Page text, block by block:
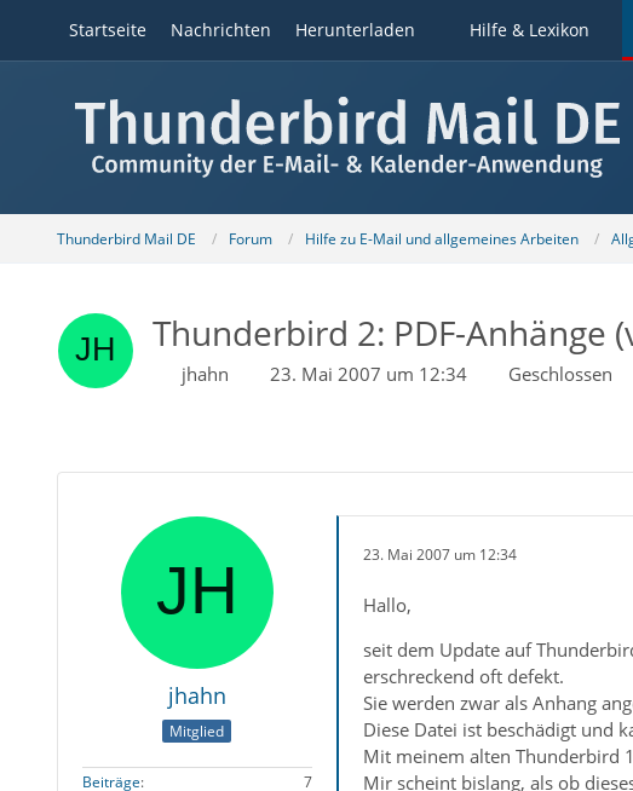
Startseite Nachrichten Herunterladen Hilfe & Lexikon
Thunderbird Mail DE Forum Hilfe zu E-Mail und allgemeines Arbeiten
Thunderbird 2: PDF-Anhänge
jhahn 23. Mai 2007 um 12:34 Geschlossen
jhahn
Mitglied
Beiträge
7
23. Mai 2007 um 12:34
Hallo,
seit dem Update auf
erschreckend oft defekt.
Sie werden zwar als Anhang
Diese Datei ist beschädigt und
Mit meinem alten Thunderbird
Mir scheint bislang, als ob